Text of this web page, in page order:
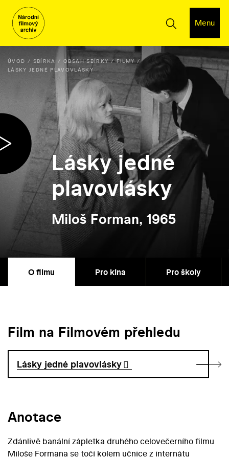
Menu
ÚVOD SBÍRKA OBSAH SBÍRKY
FILMY
LÁSKY JEDNÉ PLAVOVLÁSKY
Lásky jedné
plavovlásky
Miloš Forman, 1965
O filmu Pro kina Pro školy
Film na Filmovém přehledu
Lásky jedné plavovlásky
Anotace
Zdánlivě banální zápletka druhého celovečerního filmu
Miloše Formana se točí kolem učnice z internátu